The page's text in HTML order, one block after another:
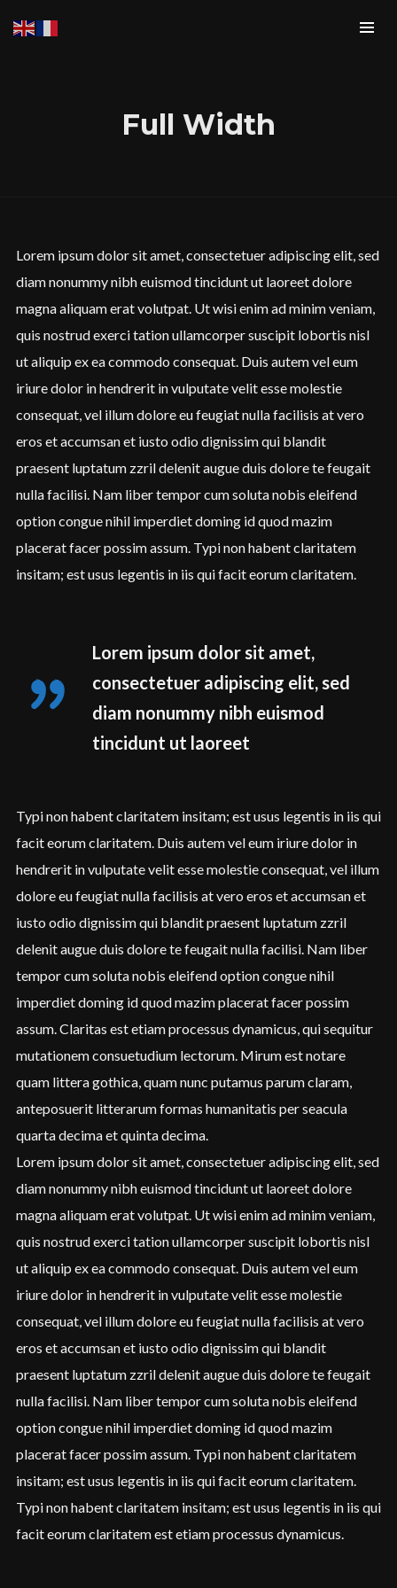
Login
Username or email address*
Remember me
I need to register|Lost your password?
Full Width
Lorem ipsum dolor sit amet, consectetuer adipiscing elit, sed
diam nonummy nibh euismod tincidunt ut laoreet dolore
magna aliquam erat volutpat. Ut wisi enim ad minim veniam,
quis nostrud exerci tation ullamcorper suscipit lobortis nisl
ut aliquip ex ea commodo consequat. Duis autem vel eum
iriure dolor in hendrerit in vulputate velit esse molestie
consequat, vel illum dolore eu feugiat nulla facilisis at vero
eros et accumsan et iusto odio dignissim qui blandit
praesent luptatum zzril delenit augue duis dolore te feugait
nulla facilisi. Nam liber tempor cum soluta nobis eleifend
option congue nihil imperdiet doming id quod mazim
placerat facer possim assum. Typi non habent claritatem
insitam; est usus legentis in iis qui facit eorum claritatem.
Lorem ipsum dolor sit amet,
consectetuer adipiscing elit, sed
diam nonummy nibh euismod
tincidunt ut laoreet
Typi non habent claritatem insitam; est usus legentis in iis qui
facit eorum claritatem. Duis autem vel eum iriure dolor in
hendrerit in vulputate velit esse molestie consequat, vel illum
dolore eu feugiat nulla facilisis at vero eros et accumsan et
iusto odio dignissim qui blandit praesent luptatum zzril
delenit augue duis dolore te feugait nulla facilisi. Nam liber
tempor cum soluta nobis eleifend option congue nihil
imperdiet doming id quod mazim placerat facer possim
assum. Claritas est etiam processus dynamicus, qui sequitur
mutationem consuetudium lectorum. Mirum est notare
quam littera gothica, quam nunc putamus parum claram,
anteposuerit litterarum formas humanitatis per seacula
quarta decima et quinta decima.
Lorem ipsum dolor sit amet, consectetuer adipiscing elit, sed
diam nonummy nibh euismod tincidunt ut laoreet dolore
magna aliquam erat volutpat. Ut wisi enim ad minim veniam,
quis nostrud exerci tation ullamcorper suscipit lobortis nisl
ut aliquip ex ea commodo consequat. Duis autem vel eum
iriure dolor in hendrerit in vulputate velit esse molestie
consequat, vel illum dolore eu feugiat nulla facilisis at vero
eros et accumsan et iusto odio dignissim qui blandit
praesent luptatum zzril delenit augue duis dolore te feugait
nulla facilisi. Nam liber tempor cum soluta nobis eleifend
option congue nihil imperdiet doming id quod mazim
placerat facer possim assum. Typi non habent claritatem
insitam; est usus legentis in iis qui facit eorum claritatem.
Typi non habent claritatem insitam; est usus legentis in iis qui
facit eorum claritatem est etiam processus dynamicus.